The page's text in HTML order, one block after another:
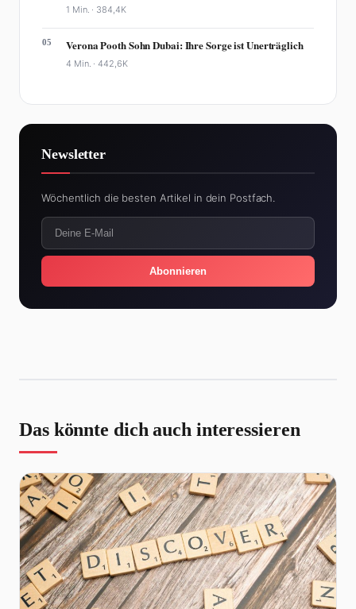
1 Min. · 384,4K
05 Verona Pooth Sohn Dubai: Ihre Sorge ist Unerträglich
4 Min. ·442,6K
Newsletter
Wöchentlich die besten Artikel in dein Postfach.
Abonnieren
Das könnte dich auch interessieren